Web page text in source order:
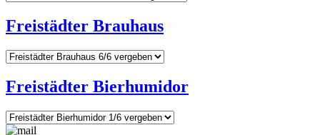
Freistädter Brauhaus
Freistädter Bierhumidor